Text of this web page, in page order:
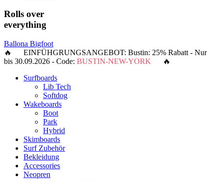
Rolls over
everything
Ballona Bigfoot
🔥 EINFÜHGRUNGSANGEBOT: Bustin: 25% Rabatt - Nur
bis 30.09.2026 - Code: BUSTIN-NEW-YORK 🔥
Surfboards
Lib Tech
Softdog
Wakeboards
Boot
Park
Hybrid
Skimboards
Surf Zubehör
Bekleidung
Accessories
Neopren